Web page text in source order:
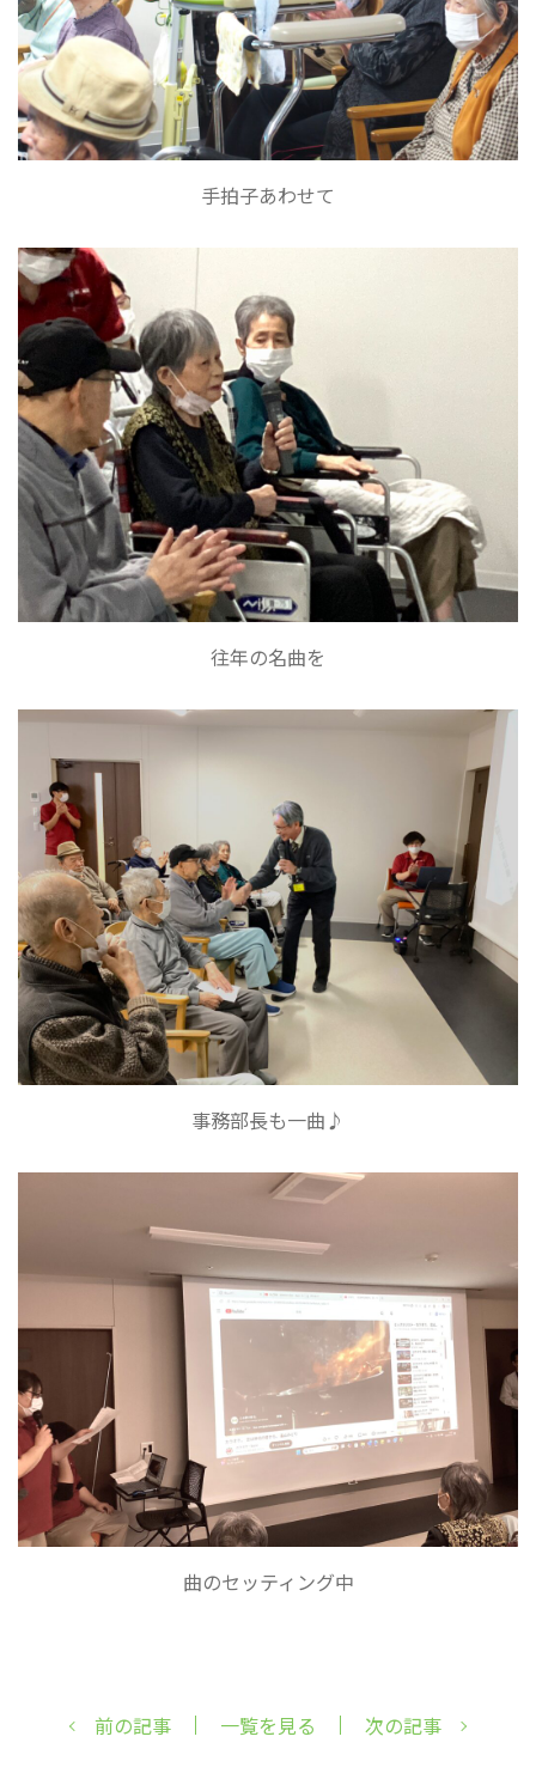
手拍子あわせて
往年の名曲を
事務部長も一曲♪
曲のセッティング中
前の記事 一覧を見る 次の記事